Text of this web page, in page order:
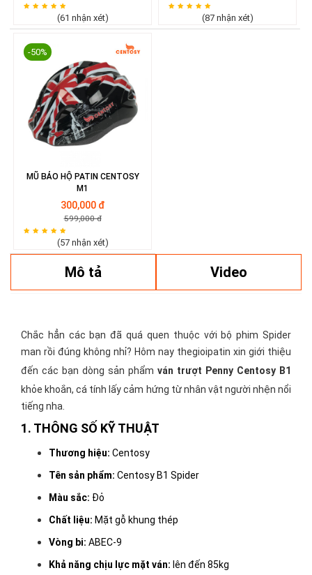
(61 nhận xét) (87 nhận xét)
-50%
MŨ BẢO HỘ PATIN CENTOSY
M1
300,000 đ
599,000 đ
(57 nhận xét)
Mô tả
Chắc hẳn các bạn đã quá quen thuộc với bộ phim Spider
man rồi đúng không nhỉ? Hôm nay thegioipatin xin giới thiệu
đến các bạn dòng sản phẩm ván trượt Penny Centosy B1
khỏe khoắn, cá tính lấy cảm hứng từ nhân vật người nhện nổi
tiếng nha.
1. THÔNG SỐ KỸ THUẬT
Thương hiệu: Centosy
Tên sản phẩm: Centosy B1 Spider
Màu sắc: Đỏ
Chất liệu: Mặt gỗ khung thép
Vòng bi: ABEC-9
Khả năng chịu lực mặt ván: lên đến 85kg
Video